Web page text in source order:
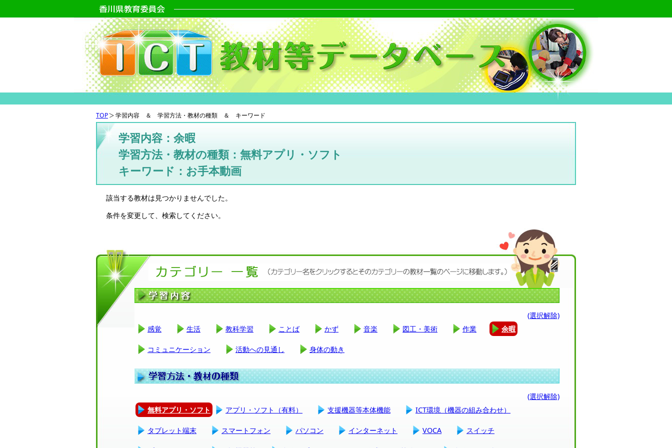
TOP 学習内容 ＆ 学習方法・教材の種類 ＆ キーワード
学習内容：余暇
学習方法・教材の種類：無料アプリ・ソフト
キーワード：お手本動画
該当する教材は見つかりませんでした。
条件を変更して、検索してください。
(選択解除)
感覚
生活 教科学習 ことば かず 音楽 図工・美術 作業 余暇
コミュニケーション 活動への見通し 身体の動き
(選択解除)
無料アプリ・ソフト
アプリ・ソフト（有料） 支援機器等本体機能 ICT環境（機器の組み合わせ）
タブレット端末 スマートフォン パソコン インターネット VOCA スイッチ